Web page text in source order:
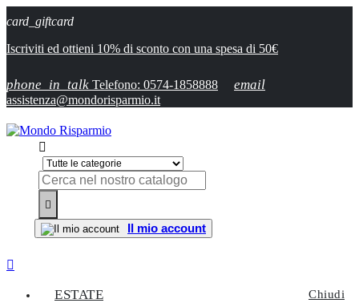
card_giftcard
Iscriviti ed ottieni 10% di sconto con una spesa di 50€
phone_in_talk Telefono: 0574-1858888 email
assistenza@mondorisparmio.it


Il mio account

Chiudi
ESTATE